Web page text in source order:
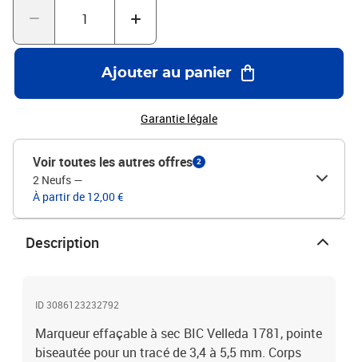
Ajouter au panier
Garantie légale
Voir toutes les autres offres 2
2 Neufs —
À partir de 12,00 €
Description
ID 3086123232792
Marqueur effaçable à sec BIC Velleda 1781, pointe
biseautée pour un tracé de 3,4 à 5,5 mm. Corps